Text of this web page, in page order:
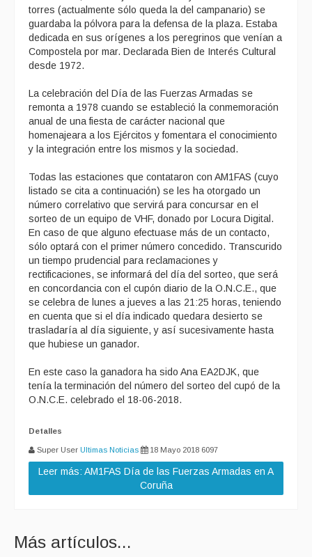
torres (actualmente sólo queda la del campanario) se
guardaba la pólvora para la defensa de la plaza. Estaba
dedicada en sus orígenes a los peregrinos que venían a
Compostela por mar. Declarada Bien de Interés Cultural
desde 1972.
La celebración del Día de las Fuerzas Armadas se
remonta a 1978 cuando se estableció la conmemoración
anual de una fiesta de carácter nacional que
homenajeara a los Ejércitos y fomentara el conocimiento
y la integración entre los mismos y la sociedad.
Todas las estaciones que contataron con AM1FAS (cuyo
listado se cita a continuación) se les ha otorgado un
número correlativo que servirá para concursar en el
sorteo de un equipo de VHF, donado por Locura Digital.
En caso de que alguno efectuase más de un contacto,
sólo optará con el primer número concedido. Transcurido
un tiempo prudencial para reclamaciones y
rectificaciones, se informará del día del sorteo, que será
en concordancia con el cupón diario de la O.N.C.E., que
se celebra de lunes a jueves a las 21:25 horas, teniendo
en cuenta que si el día indicado quedara desierto se
trasladaría al día siguiente, y así sucesivamente hasta
que hubiese un ganador.
En este caso la ganadora ha sido Ana EA2DJK, que
tenía la terminación del número del sorteo del cupó de la
O.N.C.E. celebrado el 18-06-2018.
Detalles
Super User Ultimas Noticias 18 Mayo 2018 6097
Leer más: AM1FAS Día de las Fuerzas Armadas en A
Coruña
Más artículos...